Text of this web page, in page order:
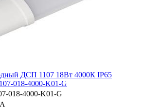
ДСП 1107 18Вт 4000К IP65
018-4000-K01-G
018-4000-K01-G